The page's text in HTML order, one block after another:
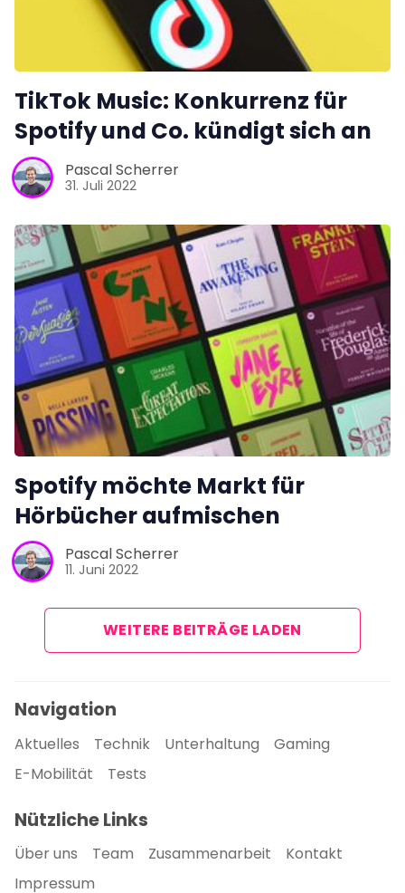
TikTok Music: Konkurrenz für
Spotify und Co. kündigt sich an
Pascal Scherrer
31. Juli 2022
Spotify möchte Markt für
Hörbücher aufmischen
Pascal Scherrer
11. Juni 2022
WEITERE BEITRÄGE LADEN
Navigation
Aktuelles Technik Unterhaltung
Gaming
E-Mobilität
Tests
Nützliche Links
Über uns Team Zusammenarbeit
Kontakt
Impressum